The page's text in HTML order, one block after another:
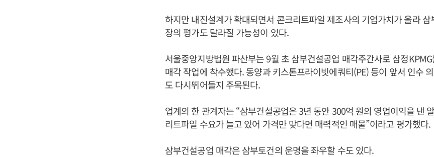
하지만 내진설계가 확대되면서 콘크리트파일 제조사의 기업가치가 올라
장의 평가도 달라질 가능성이 있다.
서울중앙지방법원 파산부는 9월 초 삼부건설공업 매각주간사로 삼정
매각 작업에 착수했다. 동양과 키스톤프라이빗에쿼티(PE) 등이 앞서 인수
도 다시뛰어들지 주목된다.
업계의 한 관계자는 “삼부건설공업은 3년 동안 300억 원의 영업이익을 낸
리트파일 수요가 늘고 있어 가격만 맞다면 매력적인 매물”이라고 평가했다.
삼부건설공업 매각은 삼부토건의 운명을 좌우할 수도 있다.